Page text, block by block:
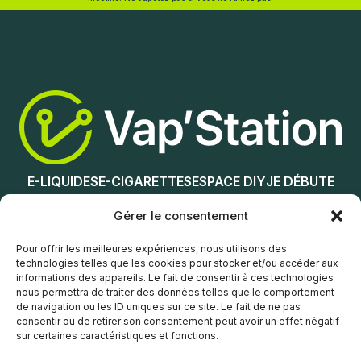
Gérer le consentement
Pour offrir les meilleures expériences, nous utilisons des
technologies telles que les cookies pour stocker et/ou accéder aux
informations des appareils. Le fait de consentir à ces technologies
nous permettra de traiter des données telles que le comportement
de navigation ou les ID uniques sur ce site. Le fait de ne pas
consentir ou de retirer son consentement peut avoir un effet négatif
sur certaines caractéristiques et fonctions.
E-LIQUIDESE-CIGARETTESESPACE DIYJE DÉBUTE
NOS MAGASINS
Service client